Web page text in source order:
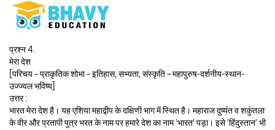
प्रश्न 4.
मेरा देश
[परिचय – प्राकृतिक शोभा – इतिहास, सभ्यता, संस्कृति – महापुरुष-दर्शनीय-स्थान-
उज्ज्वल भविष्य]
उत्तर :
भारत मेरा देश है। यह एशिया महाद्वीप के दक्षिणी भाग में स्थित है। महाराज दुष्यंत व शकुंतला
के वीर और प्रतापी पुत्र भरत के नाम पर हमारे देश का नाम ‘भारत’ पड़ा। इसे ‘हिंदुस्तान’ भी